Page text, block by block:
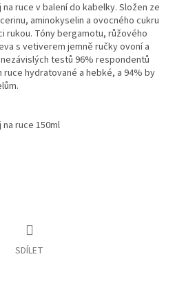
ruce v balení do kabelky. Složen ze
aminokyselin a ovocného cukru
rukou. Tóny bergamotu, růžového
s vetiverem jemně ručky ovoní a
testů 96% respondentů
hydratované a hebké, a 94% by
ruce 150ml
SDÍLET